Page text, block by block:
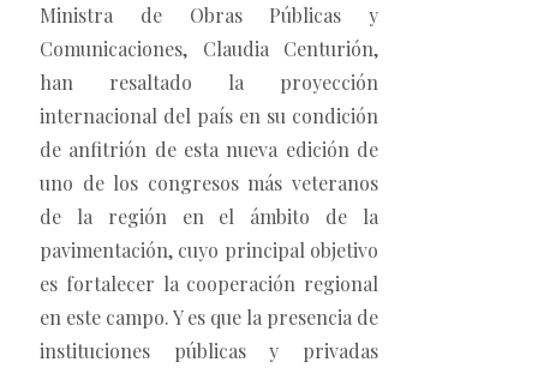
Ministra de Obras Públicas y
Comunicaciones, Claudia Centurión,
han resaltado la proyección
internacional del país en su condición
de anfitrión de esta nueva edición de
uno de los congresos más veteranos
de la región en el ámbito de la
pavimentación, cuyo principal objetivo
es fortalecer la cooperación regional
en este campo. Y es que la presencia de
instituciones públicas y privadas